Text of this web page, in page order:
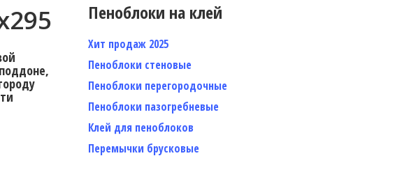
Пеноблоки на клей
Хит продаж 2025
Пеноблоки стеновые
Пеноблоки перегородочные
Пеноблоки пазогребневые
Клей для пеноблоков
Перемычки брусковые